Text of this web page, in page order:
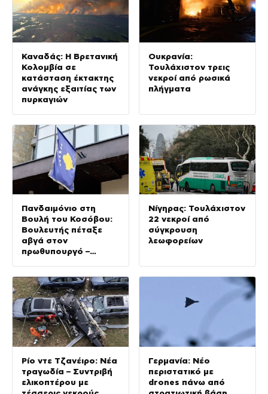
Καναδάς: Η Βρετανική
Κολομβία σε
κατάσταση έκτακτης
ανάγκης εξαιτίας των
πυρκαγιών
Ουκρανία:
Τουλάχιστον τρεις
νεκροί από ρωσικά
πλήγματα
Πανδαιμόνιο στη
Βουλή του Κοσόβου:
Βουλευτής πέταξε
αβγά στον
πρωθυπουργό –
Νίγηρας: Τουλάχιστον
22 νεκροί από
σύγκρουση
λεωφορείων
Ρίο ντε Τζανέιρο: Νέα
τραγωδία – Συντριβή
ελικοπτέρου με
Γερμανία: Νέο
περιστατικό με
drones πάνω από